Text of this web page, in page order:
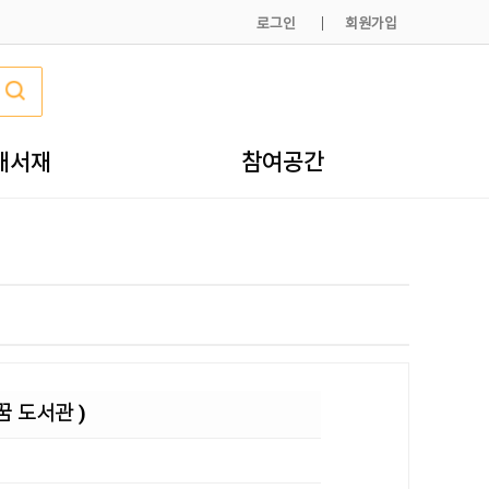
로그인 회원가입
서재 참여공간
도서관 )